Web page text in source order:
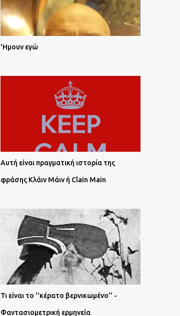
'Ημουν εγώ
Αυτή είναι πραγματική ιστορία της
φράσης Κλάιν Μάιν ή Clain Main
Τι είναι το ''κέρατο βερνικωμένο'' -
Φαντασιομετρική ερμηνεία